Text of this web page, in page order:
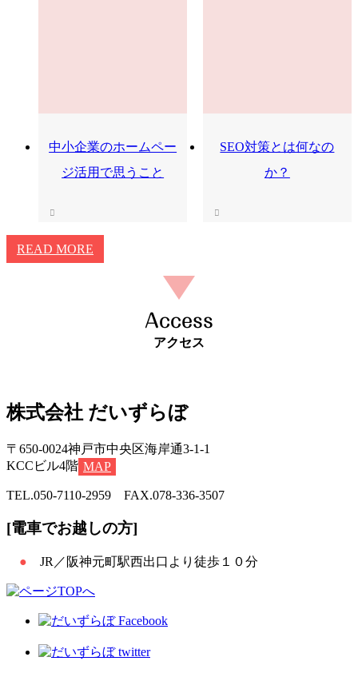
SEO対策とは何なの
か？
中小企業のホームペー
ジ活用で思うこと
READ MORE
Access
アクセス
株式会社 だいずらぼ
〒650-0024神戸市中央区海岸通3-1-1
KCCビル4階 MAP
TEL.050-7110-2959 FAX.078-336-3507
[電車でお越しの方]
JR／阪神元町駅西出口より徒歩１０分